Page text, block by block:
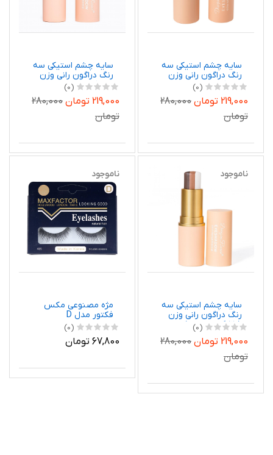
سایه چشم استیکی سه
رنگ دراگون رانی وزن
3.5 گرم شماره 03
(0)
219,000 تومان
280,000
تومان
سایه چشم استیکی سه
رنگ دراگون رانی وزن
3.5 گرم شماره 02
(0)
219,000 تومان
280,000
تومان
ناموجود
سایه چشم استیکی سه
رنگ دراگون رانی وزن
3.5 گرم شماره 01
(0)
219,000 تومان
280,000
تومان
ناموجود
مژه مصنوعی مکس
فکتور مدل D
(0)
67,800 تومان